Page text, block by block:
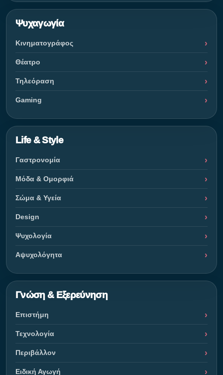
Ψυχαγωγία
Κινηματογράφος
Θέατρο
Τηλεόραση
Gaming
Life & Style
Γαστρονομία
Μόδα & Ομορφιά
Σώμα & Υγεία
Design
Ψυχολογία
Αψυχολόγητα
Γνώση & Εξερεύνηση
Επιστήμη
Τεχνολογία
Περιβάλλον
Ειδική Αγωγή